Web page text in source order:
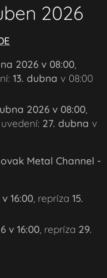
2026
2026 v 08:00
13. dubna v 08:00
2026 v 08:00
27. dubna v
Metal Channel -
16:00 , repríza 15.
v 16:00 , repríza 29.